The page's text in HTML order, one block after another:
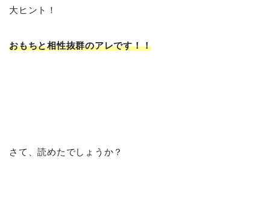
大ヒント！
おもちと相性抜群のアレです！！
さて、読めたでしょうか？